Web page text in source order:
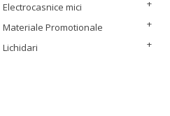
Electrocasnice mici
Materiale Promotionale
Lichidari